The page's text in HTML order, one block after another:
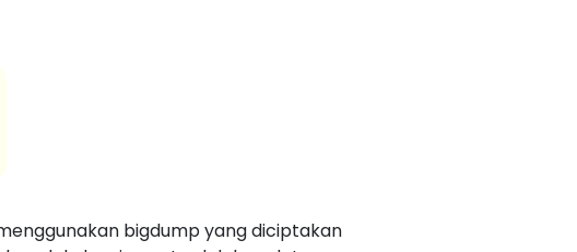
bigdump yang diciptakan